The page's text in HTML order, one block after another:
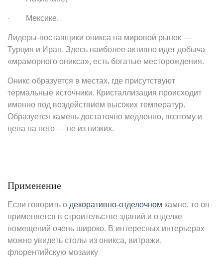
· Мексике.
Лидеры-поставщики оникса на мировой рынок —
Турция и Иран. Здесь наиболее активно идет добыча
«мраморного оникса», есть богатые месторождения.
Оникс образуется в местах, где присутствуют
термальные источники. Кристаллизация происходит
именно под воздействием высоких температур.
Образуется камень достаточно медленно, поэтому и
цена на него — не из низких.
Применение
Если говорить о декоративно-отделочном камне, то он
применяется в строительстве зданий и отделке
помещений очень широко. В интересных интерьерах
можно увидеть столы из оникса, витражи,
флорентийскую мозаику